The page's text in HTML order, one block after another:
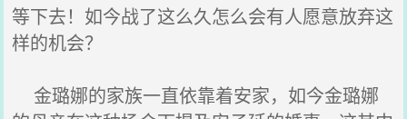
等下去！如今战了这么久怎么会有人愿意放弃这
样的机会？
金璐娜的家族一直依靠着安家，如今金璐娜